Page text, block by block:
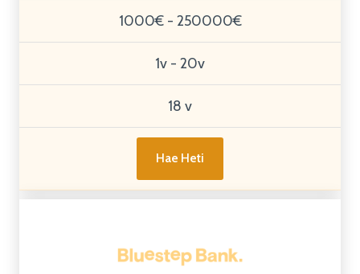
1000€ - 250000€
1v - 20v
18 v
Hae Heti